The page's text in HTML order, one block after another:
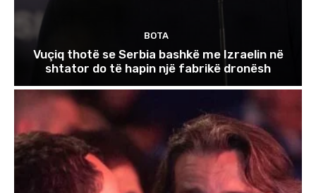
BOTA
Vuçiq thotë se Serbia bashkë me Izraelin në
shtator do të hapin një fabrikë dronësh